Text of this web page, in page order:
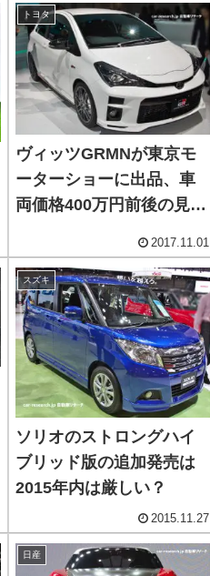
トヨタ
ヴィッツGRMNが東京モ
ーターショーに出品、車
両価格400万円前後の見込
2017.11.01
スズキ
ソリオのストロングハイ
ブリッド版の追加発売は
2015年内は厳しい？
2015.11.27
日産